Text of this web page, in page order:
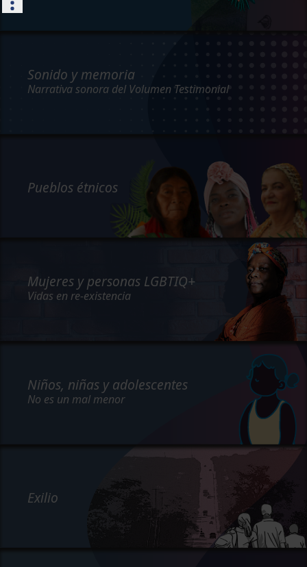
Sonido y memoria
Narrativa sonora del Volumen Testimonial
Pueblos étnicos
Mujeres y personas LGBTIQ+
Vidas en re-existencia
Niños, niñas y adolescentes
No es un mal menor
Exilio